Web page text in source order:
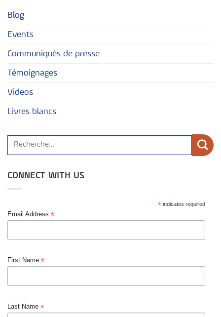
Blog
Events
Communiqués de presse
Témoignages
Videos
Livres blancs
CONNECT WITH US
* indicates required
Email Address *
First Name *
Last Name *